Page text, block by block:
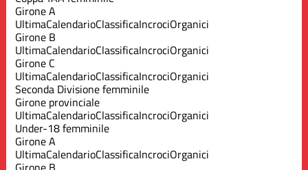
Girone A
UltimaCalendarioClassificaIncrociOrganici
Girone B
UltimaCalendarioClassificaIncrociOrganici
Girone C
UltimaCalendarioClassificaIncrociOrganici
Seconda Divisione femminile
Girone provinciale
UltimaCalendarioClassificaIncrociOrganici
Under-18 femminile
Girone A
UltimaCalendarioClassificaIncrociOrganici